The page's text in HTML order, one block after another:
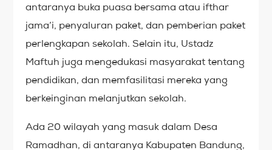
antaranya buka puasa bersama atau ifthar
jama’i, penyaluran paket, dan pemberian paket
perlengkapan sekolah. Selain itu, Ustadz
Maftuh juga mengedukasi masyarakat tentang
pendidikan, dan memfasilitasi mereka yang
berkeinginan melanjutkan sekolah.
Ada 20 wilayah yang masuk dalam Desa
Ramadhan, di antaranya Kabupaten Bandung,